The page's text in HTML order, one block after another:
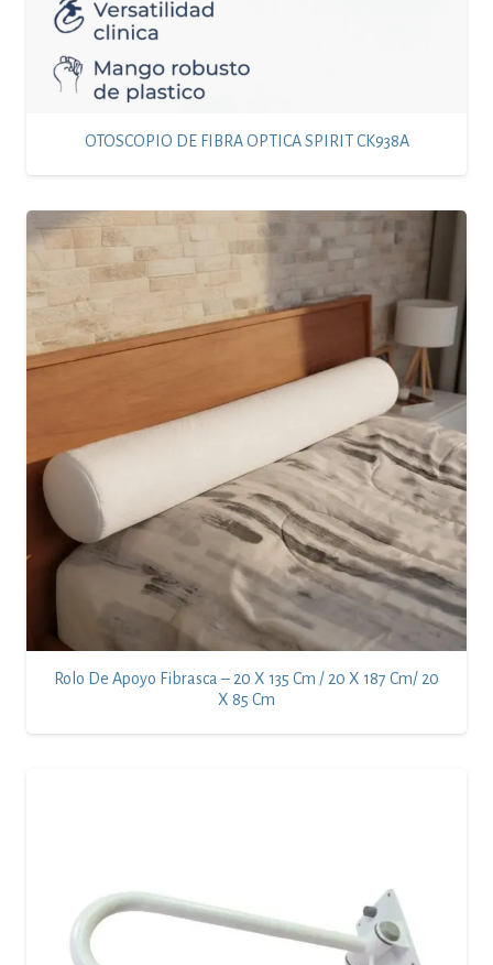
OTOSCOPIO DE FIBRA OPTICA SPIRIT CK938A
Rolo De Apoyo Fibrasca – 20 X 135 Cm / 20 X 187 Cm/ 20
X 85 Cm